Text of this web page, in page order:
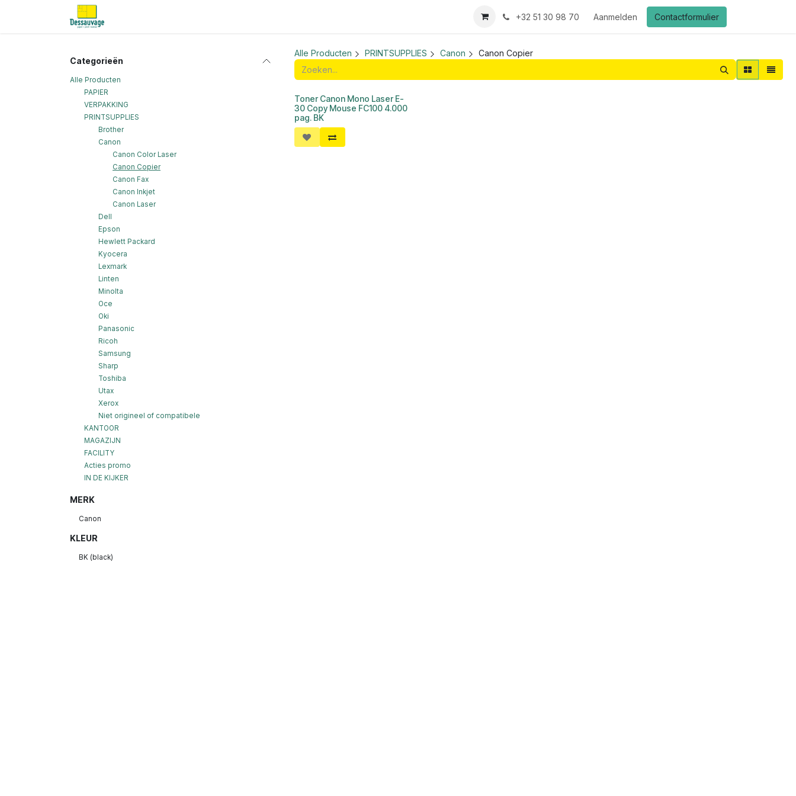
Overslaan naar inhoud
+32 51 30 98 70 Aanmelden Contactformulier
Categorieën
Alle Producten
PAPIER
VERPAKKING
PRINTSUPPLIES
Brother
Canon
Canon Color Laser
Canon Copier
Canon Fax
Canon Inkjet
Canon Laser
Dell
Epson
Hewlett Packard
Kyocera
Lexmark
Linten
Minolta
Oce
Oki
Panasonic
Ricoh
Samsung
Sharp
Toshiba
Utax
Xerox
Niet origineel of compatibele
KANTOOR
MAGAZIJN
FACILITY
Acties promo
IN DE KIJKER
MERK
Canon
KLEUR
BK (black)
Alle Producten PRINTSUPPLIES Canon Canon Copier
Toner Canon Mono Laser E-
30 Copy Mouse FC100 4.000
pag. BK